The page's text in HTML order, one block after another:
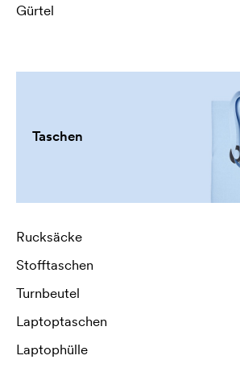
Gürtel
Taschen
Rucksäcke
Stofftaschen
Turnbeutel
Laptoptaschen
Laptophülle